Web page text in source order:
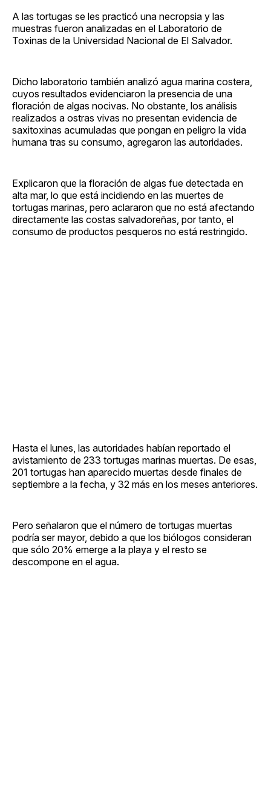
A las tortugas se les practicó una necropsia y las
muestras fueron analizadas en el Laboratorio de
Toxinas de la Universidad Nacional de El Salvador.
Dicho laboratorio también analizó agua marina costera,
cuyos resultados evidenciaron la presencia de una
floración de algas nocivas. No obstante, los análisis
realizados a ostras vivas no presentan evidencia de
saxitoxinas acumuladas que pongan en peligro la vida
humana tras su consumo, agregaron las autoridades.
Explicaron que la floración de algas fue detectada en
alta mar, lo que está incidiendo en las muertes de
tortugas marinas, pero aclararon que no está afectando
directamente las costas salvadoreñas, por tanto, el
consumo de productos pesqueros no está restringido.
Hasta el lunes, las autoridades habían reportado el
avistamiento de 233 tortugas marinas muertas. De esas,
201 tortugas han aparecido muertas desde finales de
septiembre a la fecha, y 32 más en los meses anteriores.
Pero señalaron que el número de tortugas muertas
podría ser mayor, debido a que los biólogos consideran
que sólo 20% emerge a la playa y el resto se
descompone en el agua.